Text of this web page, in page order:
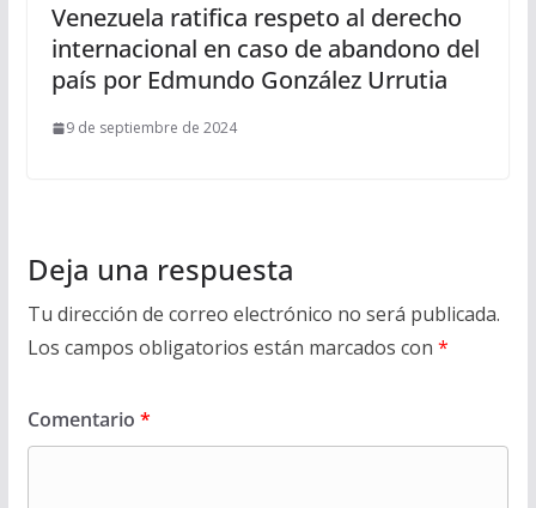
Venezuela ratifica respeto al derecho
internacional en caso de abandono del
país por Edmundo González Urrutia
9 de septiembre de 2024
Deja una respuesta
Tu dirección de correo electrónico no será publicada.
Los campos obligatorios están marcados con *
Comentario *